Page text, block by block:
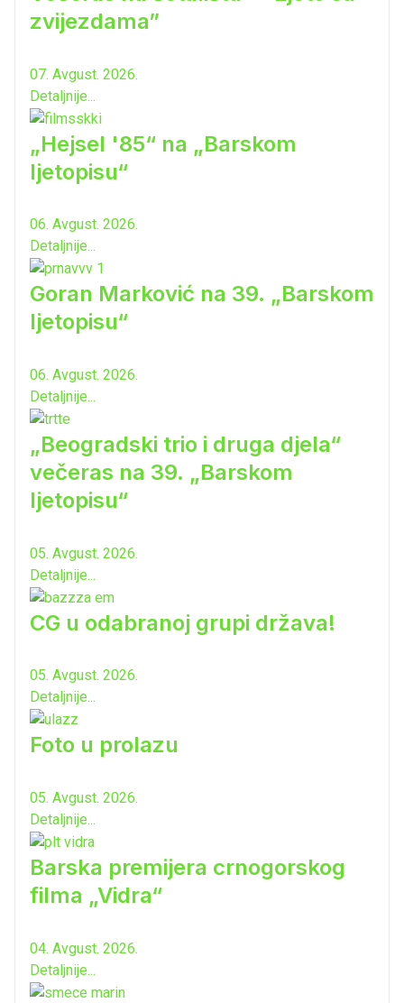
zvijezdama”
07. Avgust. 2026.
Detaljnije...
„Hejsel '85“ na „Barskom
ljetopisu“
06. Avgust. 2026.
Detaljnije...
Goran Marković na 39. „Barskom
ljetopisu“
06. Avgust. 2026.
Detaljnije...
„Beogradski trio i druga djela“
večeras na 39. „Barskom
ljetopisu“
05. Avgust. 2026.
Detaljnije...
CG u odabranoj grupi država!
05. Avgust. 2026.
Detaljnije...
Foto u prolazu
05. Avgust. 2026.
Detaljnije...
Barska premijera crnogorskog
filma „Vidra“
04. Avgust. 2026.
Detaljnije...